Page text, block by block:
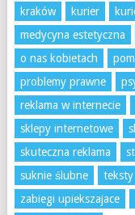
kraków
kurier
medycyna estetyczna
o nas kobietach
problemy prawne
reklama w internecie
sklepy internetowe
skuteczna reklama
suknie ślubne
teksty
zabiegi upiekszajace